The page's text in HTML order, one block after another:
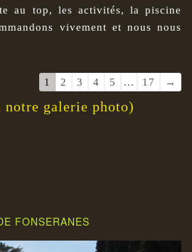
au top, les activités, la piscine
vivement et nous nous
Navigation
dans
la
1 2 3 4 5 ... 17 →
notre galerie photo)
FONSERANES